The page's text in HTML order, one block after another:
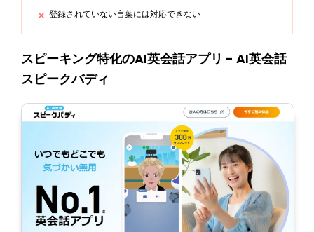
登録されていない言葉には対応できない
スピーキング特化のAI英会話アプリ - AI英会話
スピークバディ